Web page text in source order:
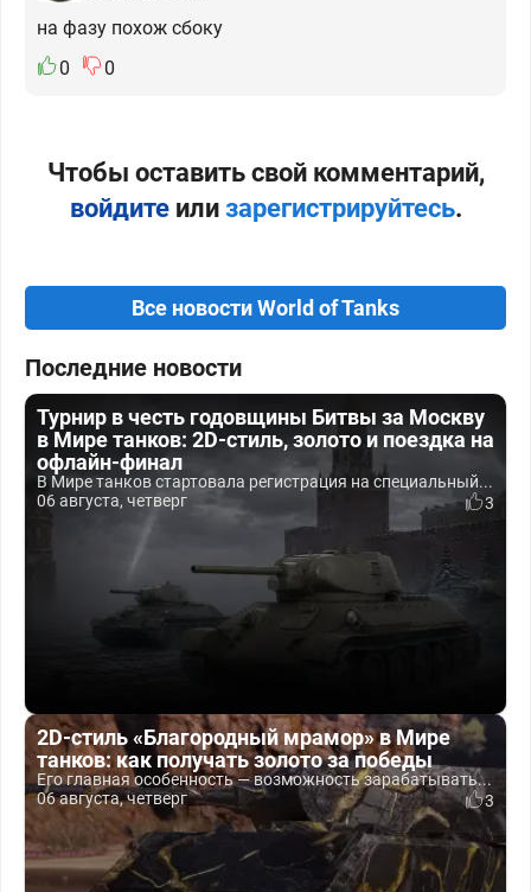
на фазу похож сбоку
0
0
Чтобы оставить свой комментарий,
войдитеили зарегистрируйтесь.
Все новости World of Tanks
Последние новости
Турнир в честь годовщины Битвы за Москву
в Мире танков: 2D-стиль, золото и поездка на
офлайн-финал
В Мире танков стартовала регистрация на специальный...
06 августа, четверг
3
2D-стиль «Благородный мрамор» в Мире
танков: как получать золото за победы
Его главная особенность — возможность зарабатывать...
06 августа, четверг
3